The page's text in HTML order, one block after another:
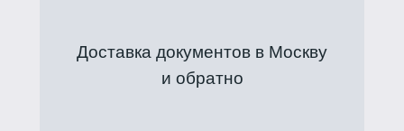
Доставка документов в Москву
и обратно